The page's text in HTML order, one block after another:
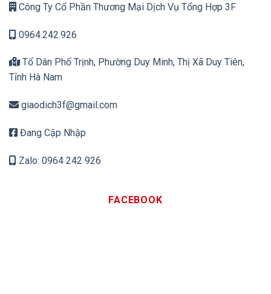
Công Ty Cổ Phần Thương Mại Dịch Vụ Tổng Hợp 3F
0964.242.926
Tổ Dân Phố Trịnh, Phường Duy Minh, Thị Xã Duy Tiên,
Tỉnh Hà Nam
giaodich3f@gmail.com
Đang Cập Nhập
Zalo: 0964 242 926
FACEBOOK